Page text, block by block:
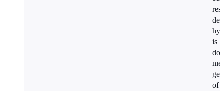
de
is
of